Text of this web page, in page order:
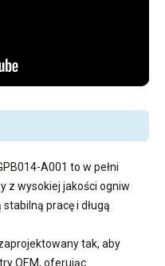
A001 to w pełni
z wysokiej jakości ogniw
pracę i długą
tak, aby
OEM, oferując